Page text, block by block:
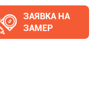
ЗАЯВКА НА
ЗАМЕР